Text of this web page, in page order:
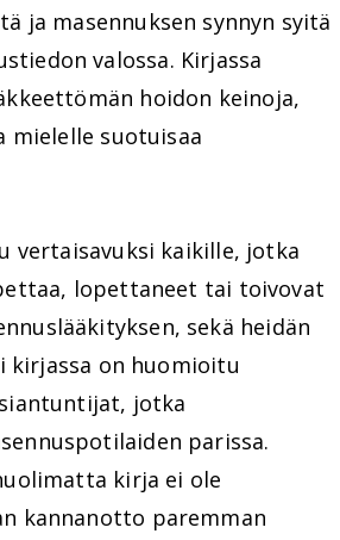
ja masennuksen synnyn syitä
valossa. Kirjassa
hoidon keinoja,
mielelle suotuisaa
vertaisavuksi kaikille, jotka
lopettaneet tai toivovat
sekä heidän
kirjassa on huomioitu
jotka
parissa.
kirja ei ole
kannanotto paremman